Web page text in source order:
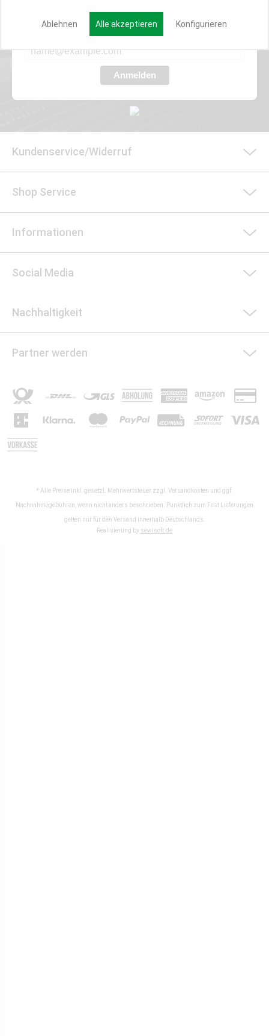
Anmelden
Kundenservice/Widerruf
Shop Service
Informationen
Social Media
Nachhaltigkeit
Partner werden
* Alle Preise inkl. gesetzl. Mehrwertsteuer zzgl. Versandkosten und ggf.
Nachnahmegebühren, wenn nicht anders beschrieben. Pünktlich zum Fest Lieferungen
gelten nur für den Versand innerhalb Deutschlands.
Realisierung by sewisoft.de
Ablehnen Alle akzeptieren Konfigurieren